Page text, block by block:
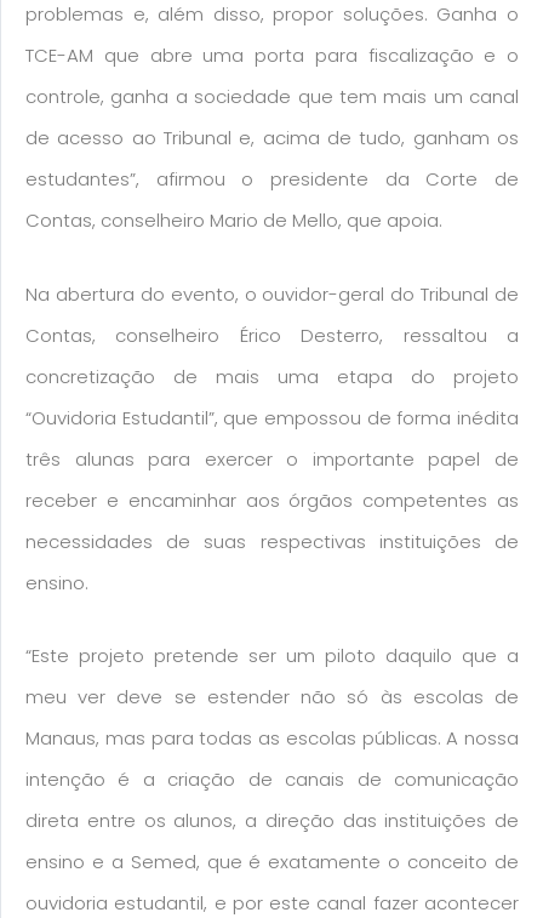
problemas e, além disso, propor soluções. Ganha o
TCE-AM que abre uma porta para fiscalização e o
controle, ganha a sociedade que tem mais um canal
de acesso ao Tribunal e, acima de tudo, ganham os
estudantes”, afirmou o presidente da Corte de
Contas, conselheiro Mario de Mello, que apoia.
Na abertura do evento, o ouvidor-geral do Tribunal de
Contas, conselheiro Érico Desterro, ressaltou a
concretização de mais uma etapa do projeto
“Ouvidoria Estudantil”, que empossou de forma inédita
três alunas para exercer o importante papel de
receber e encaminhar aos órgãos competentes as
necessidades de suas respectivas instituições de
ensino.
“Este projeto pretende ser um piloto daquilo que a
meu ver deve se estender não só às escolas de
Manaus, mas para todas as escolas públicas. A nossa
intenção é a criação de canais de comunicação
direta entre os alunos, a direção das instituições de
ensino e a Semed, que é exatamente o conceito de
ouvidoria estudantil, e por este canal fazer acontecer